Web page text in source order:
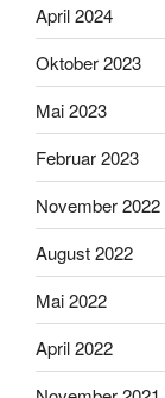
April 2024
Oktober 2023
Mai 2023
Februar 2023
November 2022
August 2022
Mai 2022
April 2022